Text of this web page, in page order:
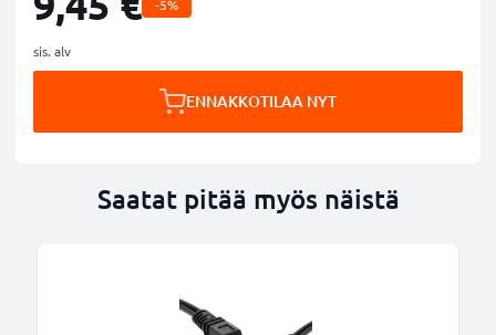
-5%
sis. alv
ENNAKKOTILAA NYT
Saatat pitää myös näistä